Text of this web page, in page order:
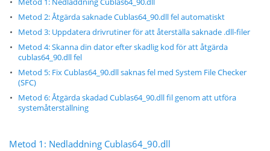
Metod 1: Nedladdning Cublas64_90.dll
Metod 2: Åtgärda saknade Cublas64_90.dll fel automatiskt
Metod 3: Uppdatera drivrutiner för att återställa saknade .dll-filer
Metod 4: Skanna din dator efter skadlig kod för att åtgärda
cublas64_90.dll fel
Metod 5: Fix Cublas64_90.dll saknas fel med System File Checker
(SFC)
Metod 6: Åtgärda skadad Cublas64_90.dll fil genom att utföra
systemåterställning
Metod 1: Nedladdning Cublas64_90.dll